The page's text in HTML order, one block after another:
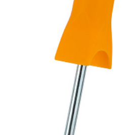
Крепежи